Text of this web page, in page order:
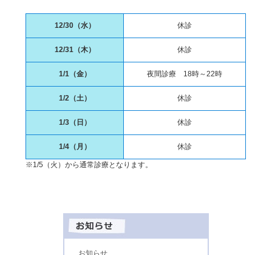
12/30（水） 休診
12/31（木） 休診
1/1（金） 夜間診療 18時～22時
1/2（土） 休診
1/3（日） 休診
1/4（月） 休診
※1/5（火）から通常診療となります。
お知らせ